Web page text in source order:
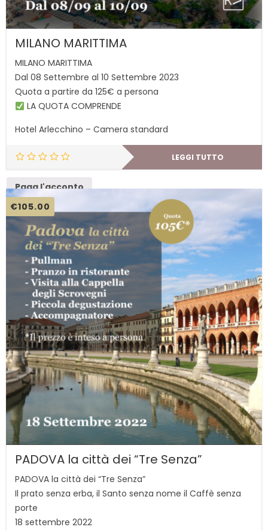
MILANO MARITTIMA
MILANO MARITTIMA
Dal 08 Settembre al 10 Settembre 2023
Quota a partire da 125€ a persona
LA QUOTA COMPRENDE
Hotel Arlecchino – Camera standard
LEGGI TUTTO
Paga l'acconto
€105.00
PADOVA la città dei “Tre Senza”
PADOVA la città dei “Tre Senza”
Il prato senza erba, il Santo senza nome il Caffè senza
porte
18 settembre 2022